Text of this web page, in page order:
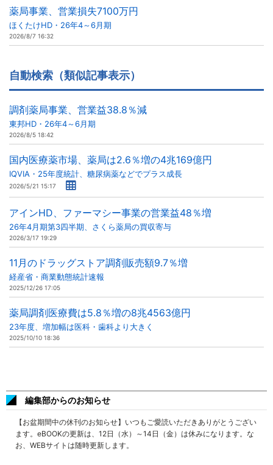
薬局事業、営業損失7100万円
ほくたけHD・26年4～6月期
2026/8/7 16:32
自動検索（類似記事表示）
調剤薬局事業、営業益38.8％減
東邦HD・26年4～6月期
2026/8/5 18:42
国内医療薬市場、薬局は2.6％増の4兆169億円
IQVIA・25年度統計、糖尿病薬などでプラス成長
2026/5/21 15:17
アインHD、ファーマシー事業の営業益48％増
26年4月期第3四半期、さくら薬局の買収寄与
2026/3/17 19:29
11月のドラッグストア調剤販売額9.7％増
経産省・商業動態統計速報
2025/12/26 17:05
薬局調剤医療費は5.8％増の8兆4563億円
23年度、増加幅は医科・歯科より大きく
2025/10/10 18:36
編集部からのお知らせ
【お盆期間中の休刊のお知らせ】いつもご愛読いただきありがとうござい
ます。eBOOKの更新は、12日（水）～14日（金）は休みになります。な
お、WEBサイトは随時更新します。